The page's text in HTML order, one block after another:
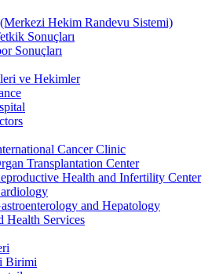
Hekim Randevu Sistemi)
Sonuçları
Sonuçları
ve Hekimler
Cancer Clinic
Transplantation Center
Health and Infertility Center
and Hepatology
Health Services
Birimi